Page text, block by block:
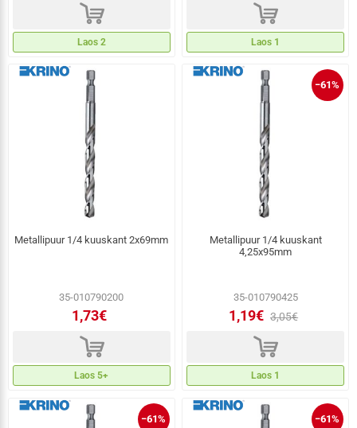
d
Laos 2
d
Laos 1
Metallipuur 1/4 kuuskant 2x69mm
35-010790200
1,73€
d
Laos 5+
−61%
Metallipuur 1/4 kuuskant
4,25x95mm
35-010790425
1,19€ 3,05€
d
Laos 1
−61% −61%